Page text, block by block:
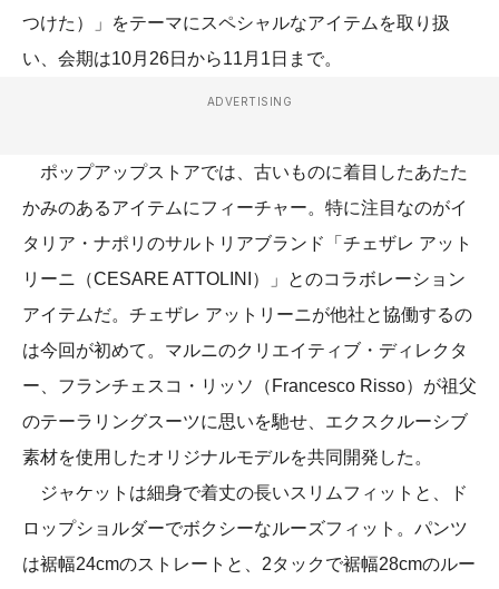
つけた）」をテーマにスペシャルなアイテムを取り扱
い、会期は10月26日から11月1日まで。
ADVERTISING
ポップアップストアでは、古いものに着目したあたた
かみのあるアイテムにフィーチャー。特に注目なのがイ
タリア・ナポリのサルトリアブランド「チェザレ アット
リーニ（CESARE ATTOLINI）」とのコラボレーション
アイテムだ。チェザレ アットリーニが他社と協働するの
は今回が初めて。マルニのクリエイティブ・ディレクタ
ー、フランチェスコ・リッソ（Francesco Risso）が祖父
のテーラリングスーツに思いを馳せ、エクスクルーシブ
素材を使用したオリジナルモデルを共同開発した。
ジャケットは細身で着丈の長いスリムフィットと、ド
ロップショルダーでボクシーなルーズフィット。パンツ
は裾幅24cmのストレートと、2タックで裾幅28cmのルー